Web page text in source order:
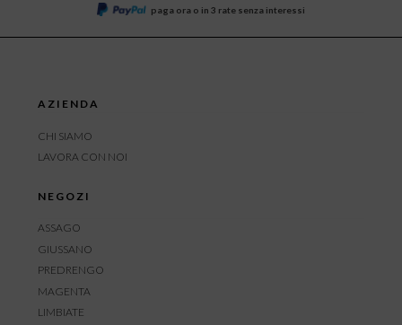
paga ora o in 3 rate senza interessi
AZIENDA
CHI SIAMO
LAVORA CON NOI
NEGOZI
ASSAGO
GIUSSANO
PREDRENGO
MAGENTA
LIMBIATE